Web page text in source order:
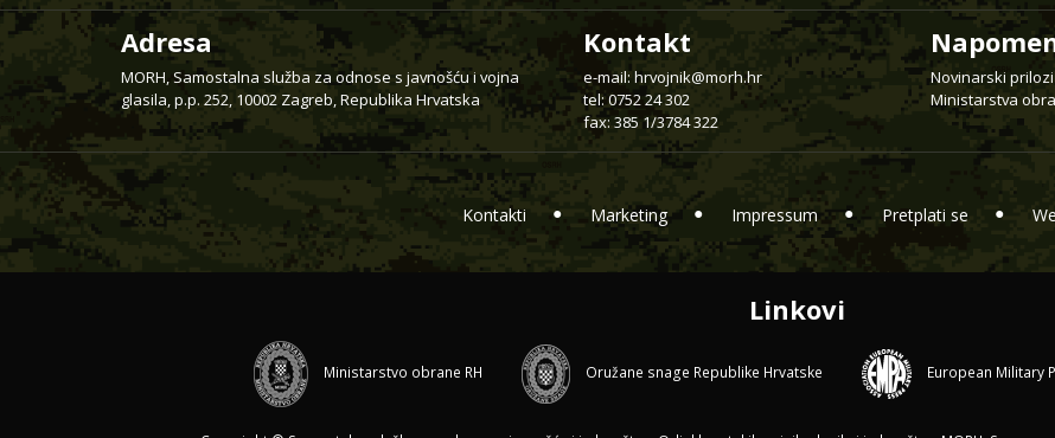
Adresa
MORH, Samostalna služba za odnose s javnošću i vojna
glasila, p.p. 252, 10002 Zagreb, Republika Hrvatska
Kontakt
e-mail: hrvojnik@morh.hr
tel: 0752 24 302
fax: 385 1/3784 322
Novinarski
Ministarstva
Kontakti Marketing Impressum Pretplati se
Linkovi
Ministarstvo obrane RH Oružane snage Republike Hrvatske European Military